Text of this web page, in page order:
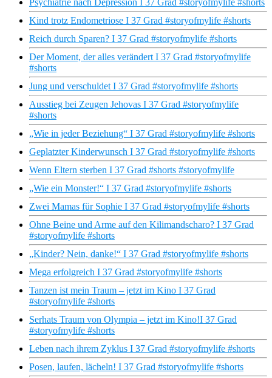
Psychiatrie nach Depression I 37 Grad #storyofmylife #shorts
Kind trotz Endometriose I 37 Grad #storyofmylife #shorts
Reich durch Sparen? I 37 Grad #storyofmylife #shorts
Der Moment, der alles verändert I 37 Grad #storyofmylife
#shorts
Jung und verschuldet I 37 Grad #storyofmylife #shorts
Ausstieg bei Zeugen Jehovas I 37 Grad #storyofmylife
#shorts
„Wie in jeder Beziehung“ I 37 Grad #storyofmylife #shorts
Geplatzter Kinderwunsch I 37 Grad #storyofmylife #shorts
Wenn Eltern sterben I 37 Grad #shorts #storyofmylife
„Wie ein Monster!“ I 37 Grad #storyofmylife #shorts
Zwei Mamas für Sophie I 37 Grad #storyofmylife #shorts
Ohne Beine und Arme auf den Kilimandscharo? I 37 Grad
#storyofmylife #shorts
„Kinder? Nein, danke!“ I 37 Grad #storyofmylife #shorts
Mega erfolgreich I 37 Grad #storyofmylife #shorts
Tanzen ist mein Traum – jetzt im Kino I 37 Grad
#storyofmylife #shorts
Serhats Traum von Olympia – jetzt im Kino!I 37 Grad
#storyofmylife #shorts
Leben nach ihrem Zyklus I 37 Grad #storyofmylife #shorts
Posen, laufen, lächeln! I 37 Grad #storyofmylife #shorts